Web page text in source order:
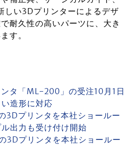
しい3Dプリンターによるデザ
耐久性の高いパーツに、大き
す。
タ「ML-200」の受注10月1日
造形に対応
プリンタを本社ショールー
出力も受け付け開始
プリンタを本社ショールー